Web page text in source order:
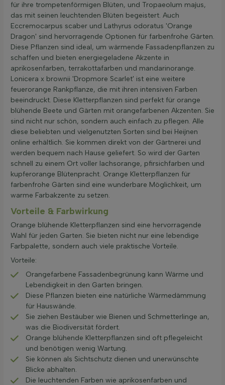
für ihre trompetenförmigen Blüten, und Tropaeolum majus,
das mit seinen leuchtenden Blüten begeistert. Auch
Eccremocarpus scaber und Lathyrus odoratus 'Orange
Dragon' sind hervorragende Optionen für farbenfrohe Gärten.
Diese Pflanzen sind ideal, um wärmende Fassadenpflanzen zu
schaffen und bieten energiegeladene Akzente in
aprikosenfarben, terrakottafarben und mandarinorange.
Lonicera x brownii 'Dropmore Scarlet' ist eine weitere
feuerorange Rankpflanze, die mit ihren intensiven Farben
beeindruckt. Diese Kletterpflanzen sind perfekt für orange
blühende Beete und Gärten mit orangefarbenen Akzenten. Sie
sind nicht nur schön, sondern auch einfach zu pflegen. Alle
diese beliebten und vielgenutzten Sorten sind bei Heijnen
online erhältlich. Sie kommen direkt von der Gärtnerei und
werden bequem nach Hause geliefert. So wird der Garten
schnell zu einem Ort voller lachsorange, pfirsichfarben und
kupferorange Blütenpracht. Orange Kletterpflanzen für
farbenfrohe Gärten sind eine wunderbare Möglichkeit, um
warme Farbakzente zu setzen.
Vorteile & Farbwirkung
Orange blühende Kletterpflanzen sind eine hervorragende
Wahl für jeden Garten. Sie bieten nicht nur eine lebendige
Farbpalette, sondern auch viele praktische Vorteile.
Vorteile:
Orangefarbene Fassadenbegrünung kann Wärme und
Lebendigkeit in den Garten bringen.
Diese Pflanzen bieten eine natürliche Wärmedämmung
für Hauswände.
Sie ziehen Bestäuber wie Bienen und Schmetterlinge an,
was die Biodiversität fördert.
Orange blühende Kletterpflanzen sind oft pflegeleicht
und benötigen wenig Wartung.
Sie können als Sichtschutz dienen und unerwünschte
Blicke abhalten.
Die leuchtenden Farben wie aprikosenfarben und